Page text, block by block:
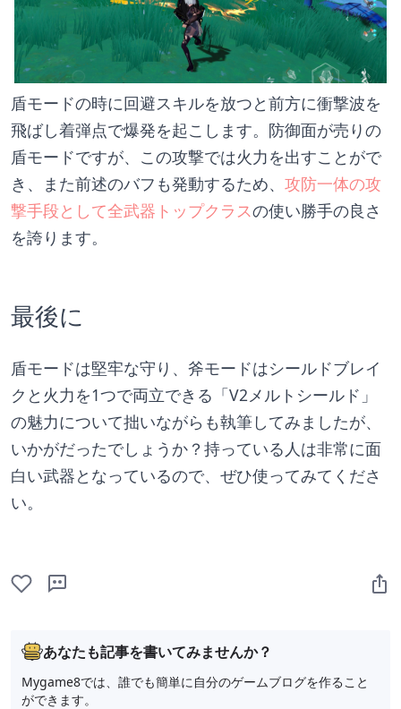
盾モードの時に回避スキルを放つと前方に衝撃波を
飛ばし着弾点で爆発を起こします。防御面が売りの
盾モードですが、この攻撃では火力を出すことがで
き、また前述のバフも発動するため、 攻防一体の攻
撃手段として全武器トップクラスの使い勝手の良さ
を誇ります。
最後に
盾モードは堅牢な守り、斧モードはシールドブレイ
クと火力を1つで両立できる「V2メルトシールド」
の魅力について拙いながらも執筆してみましたが、
いかがだったでしょうか？持っている人は非常に面
白い武器となっているので、ぜひ使ってみてくださ
い。
あなたも記事を書いてみませんか？
Mygame8では、誰でも簡単に自分のゲームブログを作ること
ができます。